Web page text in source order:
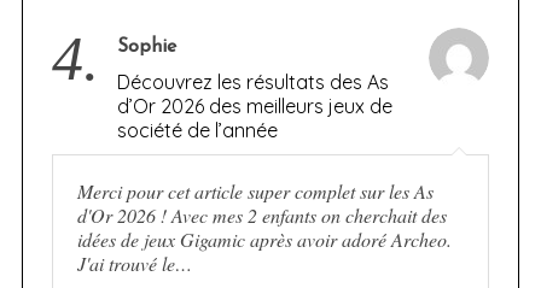
4. Sophie
Découvrez les résultats des As
d’Or 2026 des meilleurs jeux de
société de l’année
Merci pour cet article super complet sur les As
d'Or 2026 ! Avec mes 2 enfants on cherchait des
idées de jeux Gigamic après avoir adoré Archeo.
J'ai trouvé le…